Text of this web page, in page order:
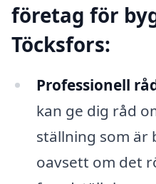
företag för
Töcksfors:
Professionell
kan ge dig råd
ställning som är
oavsett om det